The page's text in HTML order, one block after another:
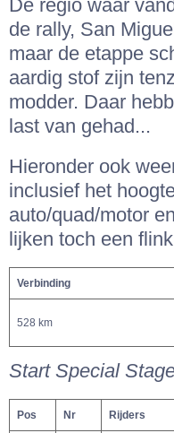
De regio waar
de rally, San
maar de etappe
aardig stof zijn
modder. Daar
last van gehad...
Hieronder ook
inclusief het
auto/quad/motor
lijken toch een
Verbinding
528 km
Start Special
Pos Nr Rijders